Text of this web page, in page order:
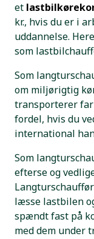
et
kr., hvis du er i
uddannelse.
som
Som
om miljørigtig
transporterer
fordel, hvis du
international
Som
efterse og
læsse lastbilen
spændt fast på
med dem under